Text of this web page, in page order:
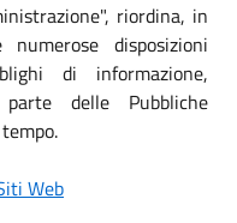
riordina, in
disposizioni
di informazione,
delle Pubbliche
Web